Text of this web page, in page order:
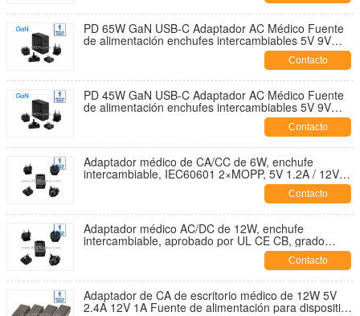
PD 65W GaN USB-C Adaptador AC Médico Fuente
de alimentación enchufes intercambiables 5V 9V
12V 15V 20V Salida de múltiples voltajesContacto
PD 45W GaN USB-C Adaptador AC Médico Fuente
de alimentación enchufes intercambiables 5V 9V
12V 15V 20V Salida de múltiples voltajesContacto
Adaptador médico de CA/CC de 6W, enchufe
intercambiable, IEC60601 2×MOPP, 5V 1.2A / 12V
Contacto
Adaptador médico AC/DC de 12W, enchufe
intercambiable, aprobado por UL CE CB, grado
médico aislado de 5V 2.4A / 12V 1A / 24V 0.5A
Contacto
Adaptador de CA de escritorio médico de 12W 5V
2.4A 12V 1A Fuente de alimentación para dispositivo